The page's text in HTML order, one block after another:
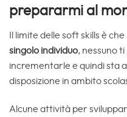
prepararmi al
Il limite delle soft skills è
singolo individuo, nessuno
incrementarle e quindi sta
disposizione in ambito
Alcune attività per